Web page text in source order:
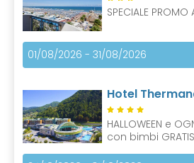
SPECIALE PROMO
01/08/2026 - 31/08/2026
Hotel
HALLOWEEN e
con bimbi